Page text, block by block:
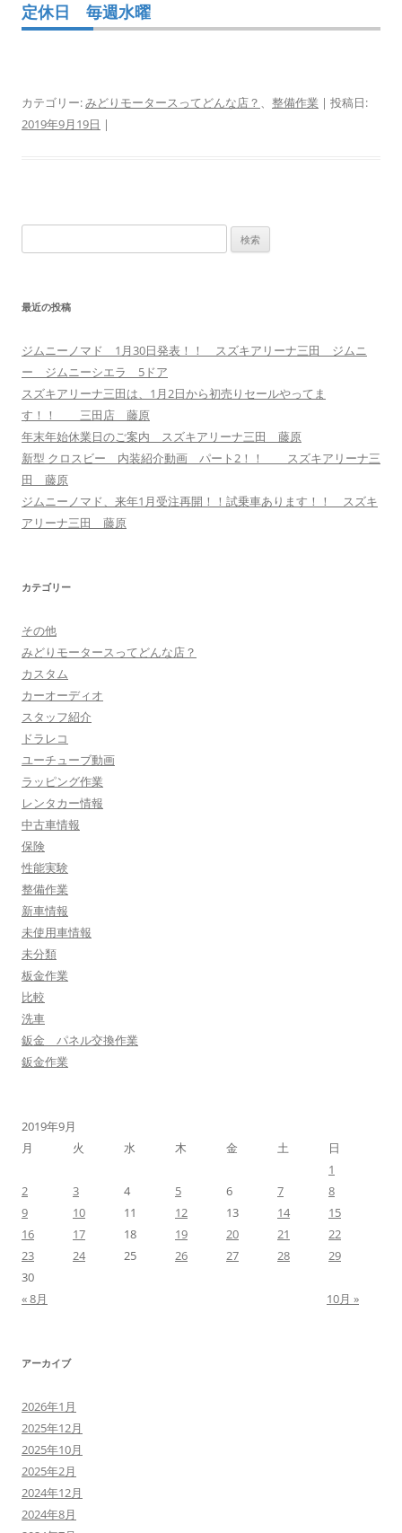
定休日 毎週水曜
カテゴリー:みどりモータースってどんな店？ 、 整備作業 | 投稿日:
2019年9月19日 |
索:
最近の投稿
ジムニーノマド 1月30日発表！！ スズキアリーナ三田 ジムニ
ー ジムニーシエラ 5ドア
スズキアリーナ三田は、1月2日から初売りセールやってま
す！！ 三田店 藤原
年末年始休業日のご案内 スズキアリーナ三田 藤原
新型 クロスビー 内装紹介動画 パート2！！ スズキアリーナ三
田 藤原
ジムニーノマド、来年1月受注再開！！試乗車あります！！ スズキ
アリーナ三田 藤原
カテゴリー
その他
みどりモータースってどんな店？
カスタム
カーオーディオ
スタッフ紹介
ドラレコ
ユーチューブ動画
ラッピング作業
レンタカー情報
中古車情報
保険
性能実験
整備作業
新車情報
未使用車情報
未分類
板金作業
比較
洗車
鈑金 パネル交換作業
鈑金作業
2019年9月
月
火 水 木 金 土
日
1
2
3 4 5 6 7
8
9
10 11 12 13 14
15
16
17 18 19 20 21
22
23
24 25 26 27 28
29
30
« 8月
10月 »
アーカイブ
2026年1月
2025年12月
2025年10月
2025年2月
2024年12月
2024年8月